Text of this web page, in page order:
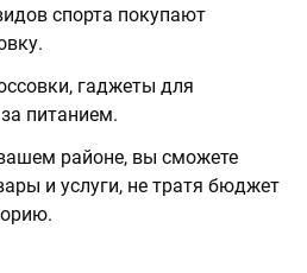
спорта покупают
гаджеты для
питанием.
районе, вы сможете
и услуги, не тратя бюджет